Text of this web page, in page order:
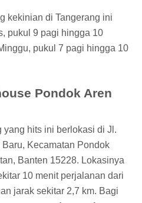
kekinian di Tangerang ini
pukul 9 pagi hingga 10
pukul 7 pagi hingga 10
Pondok Aren
yang hits ini berlokasi di Jl.
Kecamatan Pondok
Banten 15228. Lokasinya
10 menit perjalanan dari
jarak sekitar 2,7 km. Bagi